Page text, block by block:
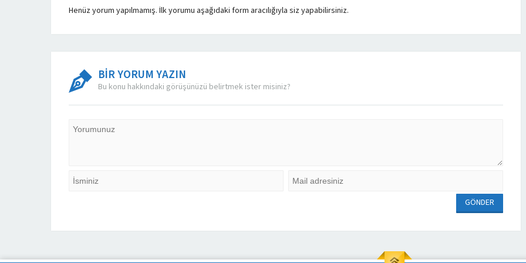
Henüz yorum yapılmamış. İlk yorumu aşağıdaki form aracılığıyla siz yapabilirsiniz.
BİR YORUM YAZIN
Bu konu hakkındaki görüşünüzü belirtmek ister misiniz?